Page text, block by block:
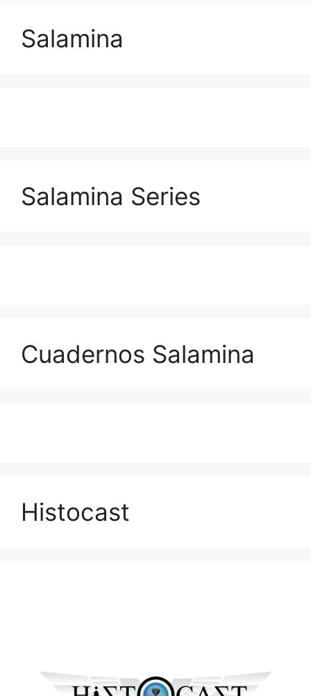
Salamina
Salamina Series
Cuadernos Salamina
Histocast